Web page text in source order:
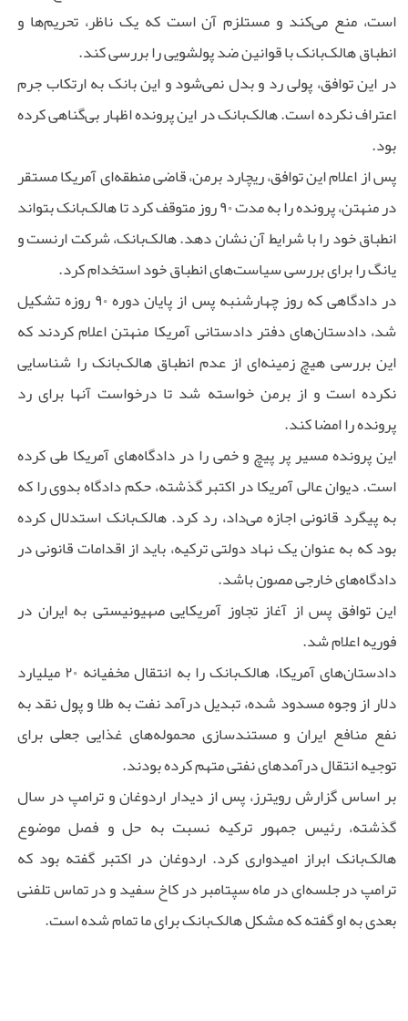
است، منع می‌کند و مستلزم آن است که یک ناظر، تحریم‌ها و
انطباق هالک‌بانک با قوانین ضد پولشویی را بررسی کند.
در این توافق، پولی رد و بدل نمی‌شود و این بانک به ارتکاب جرم
اعتراف نکرده است. هالک‌بانک در این پرونده اظهار بی‌گناهی کرده
بود.
پس از اعلام این توافق، ریچارد برمن، قاضی منطقه‌ای آمریکا مستقر
در منهتن، پرونده را به مدت ۹۰ روز متوقف کرد تا هالک‌بانک بتواند
انطباق خود را با شرایط آن نشان دهد. هالک‌بانک، شرکت ارنست و
یانگ را برای بررسی سیاست‌های انطباق خود استخدام کرد.
در دادگاهی که روز چهارشنبه پس از پایان دوره ۹۰ روزه تشکیل
شد، دادستان‌های دفتر دادستانی آمریکا منهتن اعلام کردند که
این بررسی هیچ زمینه‌ای از عدم انطباق هالک‌بانک را شناسایی
نکرده است و از برمن خواسته شد تا درخواست آنها برای رد
پرونده را امضا کند.
این پرونده مسیر پر پیچ و خمی را در دادگاه‌های آمریکا طی کرده
است. دیوان عالی آمریکا در اکتبر گذشته، حکم دادگاه بدوی را که
به پیگرد قانونی اجازه می‌داد، رد کرد. هالک‌بانک استدلال کرده
بود که به عنوان یک نهاد دولتی ترکیه، باید از اقدامات قانونی در
دادگاه‌های خارجی مصون باشد.
این توافق پس از آغاز تجاوز آمریکایی صهیونیستی به ایران در
فوریه اعلام شد.
دادستان‌های آمریکا، هالک‌بانک را به انتقال مخفیانه ۲۰ میلیارد
دلار از وجوه مسدود شده، تبدیل درآمد نفت به طلا و پول نقد به
نفع منافع ایران و مستندسازی محموله‌های غذایی جعلی برای
توجیه انتقال درآمدهای نفتی متهم کرده بودند.
بر اساس گزارش رویترز، پس از دیدار اردوغان و ترامپ در سال
گذشته، رئیس جمهور ترکیه نسبت به حل و فصل موضوع
هالک‌بانک ابراز امیدواری کرد. اردوغان در اکتبر گفته بود که
ترامپ در جلسه‌ای در ماه سپتامبر در کاخ سفید و در تماس تلفنی
بعدی به او گفته که مشکل هالک‌بانک برای ما تمام شده است.